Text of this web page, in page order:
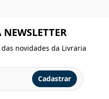
novidades da Livraria
Cadastrar